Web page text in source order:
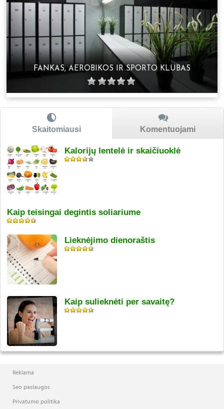
FANKAS, AEROBIKOS IR SPORTO KLUBAS
Skaitomiausi Komentuojami
Kalorijų lentelė ir skaičiuoklė
Kaip teisingai degintis soliariume
Lieknėjimo dienoraštis
Kaip sulieknėti per savaitę?
Reklama
Seo paslaugos
Privatumo politika